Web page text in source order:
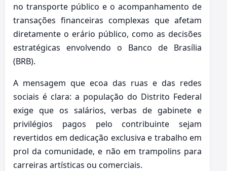
no transporte público e o acompanhamento de
transações financeiras complexas que afetam
diretamente o erário público, como as decisões
estratégicas envolvendo o Banco de Brasília
(BRB).
A mensagem que ecoa das ruas e das redes
sociais é clara: a população do Distrito Federal
exige que os salários, verbas de gabinete e
privilégios pagos pelo contribuinte sejam
revertidos em dedicação exclusiva e trabalho em
prol da comunidade, e não em trampolins para
carreiras artísticas ou comerciais.